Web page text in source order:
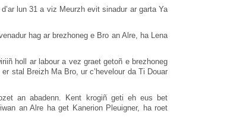
lun 31 a viz Meurzh evit sinadur ar garta Ya
hag ar brezhoneg e Bro an Alre, ha Lena
holl ar labour a vez graet getoñ e brezhoneg
stal Breizh Ma Bro, ur c’hevelour da Ti Douar
an abadenn. Kent krogiñ geti eh eus bet
an Alre ha get Kanerion Pleuigner, ha roet